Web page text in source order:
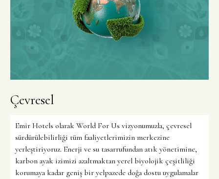
Çevresel
Emir Hotels olarak World For Us vizyonumuzla, çevresel
sürdürülebilirliği tüm faaliyetlerimizin merkezine
yerleştiriyoruz. Enerji ve su tasarrufundan atık yönetimine,
karbon ayak izimizi azaltmaktan yerel biyolojik çeşitliliği
korumaya kadar geniş bir yelpazede doğa dostu uygulamalar